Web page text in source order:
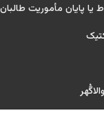
پایان مأموریت طالبان